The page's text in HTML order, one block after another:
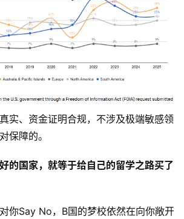
实、资金证明合规，不涉及极端敏感领
保障的。
的国家，就等于给自己的留学之路买了
你Say No，B国的梦校依然在向你敞开